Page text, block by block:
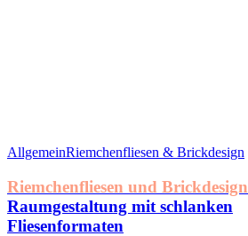
AllgemeinRiemchenfliesen & Brickdesign
Riemchenfliesen und Brickdesign
Raumgestaltung mit schlanken
Fliesenformaten